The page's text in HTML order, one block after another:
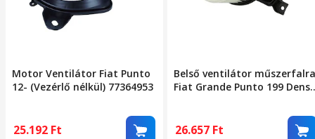
Motor Ventilátor Fiat Punto
12- (Vezérlő nélkül) 77364953
25.192 Ft
Belső ventilátor műszerfalra
Fiat Grande Punto 199
26.657 Ft